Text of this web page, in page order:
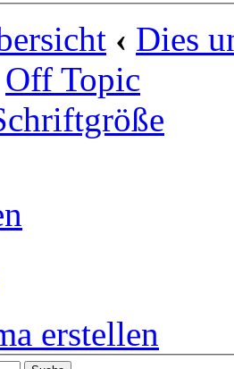
‹ Dies
Off Topic
erstellen